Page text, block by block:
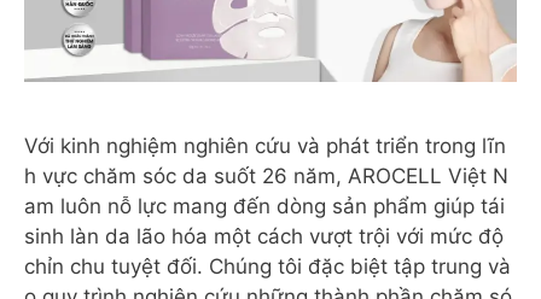
Với kinh nghiệm nghiên cứu và phát triển trong lĩn
h vực chăm sóc da suốt 26 năm, AROCELL Việt N
am luôn nỗ lực mang đến dòng sản phẩm giúp tái
sinh làn da lão hóa một cách vượt trội với mức độ
chỉn chu tuyệt đối. Chúng tôi đặc biệt tập trung và